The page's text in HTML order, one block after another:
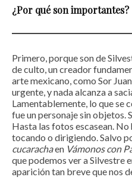
¿Por qué son importantes?
Primero, porque son de
de culto, un creador
arte mexicano, como Sor
urgente, y nada alcanza a
Lamentablemente, lo que se
fue un personaje sin objetos.
Hasta las fotos escasean.
tocando o dirigiendo. Salvo
cucarachaen Vámonos con
que podemos ver a Silvestre
aparición tan breve que nos